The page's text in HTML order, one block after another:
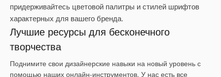
придерживайтесь цветовой палитры и стилей шрифтов
характерных для вашего бренда.
Лучшие ресурсы для бесконечного
творчества
Поднимите свои дизайнерские навыки на новый уровень с
помощью наших онлайн-инструментов. У нас есть все